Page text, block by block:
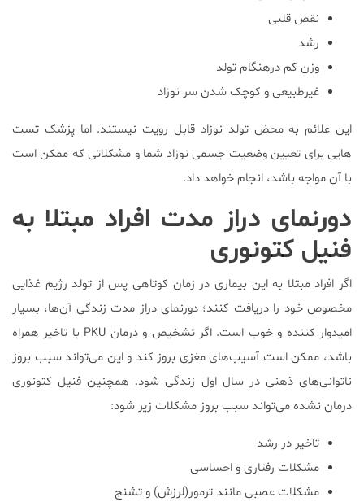
نقص قلبی
رشد
وزن کم درهنگام تولد
غیرطبیعی و کوچک شدن سر نوزاد
این علائم به محض تولد نوزاد قابل رویت نیستند. اما پزشک تست
هایی برای تعیین وضعیت جسمی نوزاد شما و مشکلاتی که ممکن است
با آن مواجه باشد، انجام خواهد داد.
دورنمای دراز مدت افراد مبتلا به
فنیل کتونوری
اگر افراد مبتلا به این بیماری در زمان کوتاهی پس از تولد رژیم غذایی
مخصوص خود را دریافت کنند؛ دورنمای دراز مدت زندگی آن‌ها، بسیار
امیدوار کننده و خوب است. اگر تشخیص و درمان PKU با تاخیر همراه
باشد، ممکن است آسیب‌های مغزی بروز کند و این می‌تواند سبب بروز
ناتوانی‌های ذهنی در سال اول زندگی شود. همچنین فنیل کتونوری
درمان نشده می‌تواند سبب بروز مشکلات زیر شود:
تاخیر در رشد
مشکلات رفتاری و احساسی
مشکلات عصبی مانند ترمور(لرزش) و تشنج